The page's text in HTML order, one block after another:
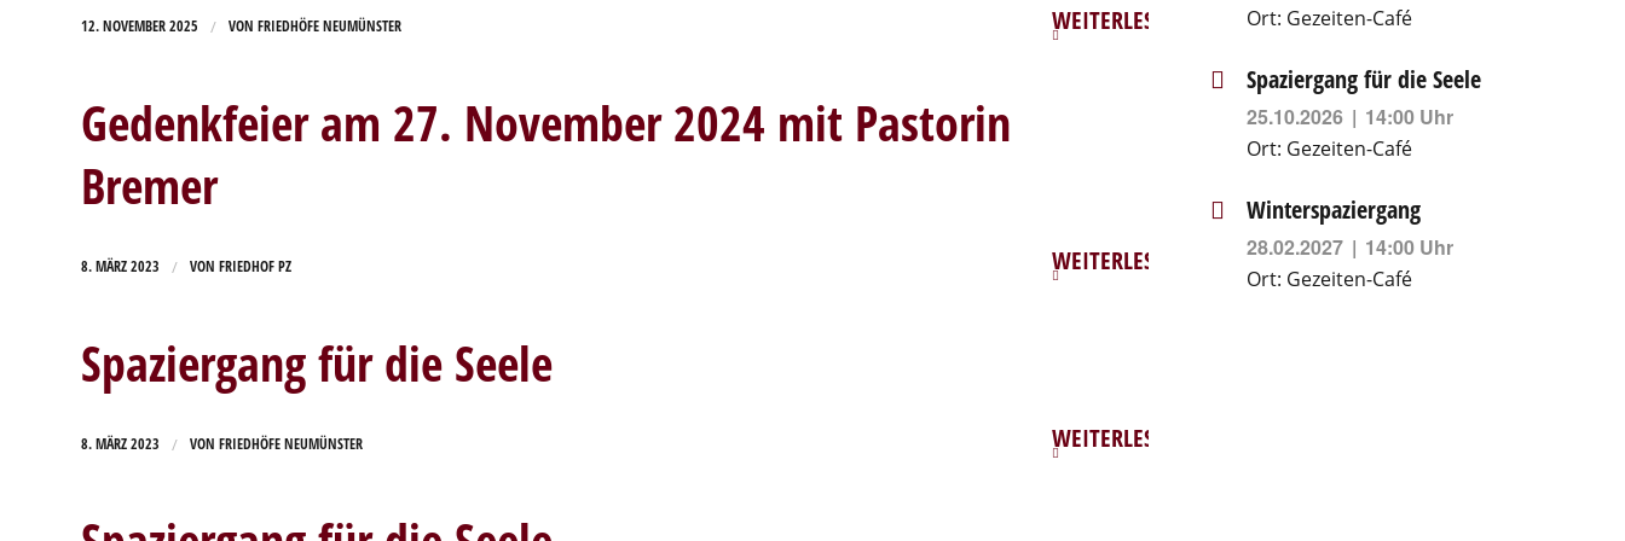
12. NOVEMBER 2025 / VON FRIEDHÖFE NEUMÜNSTER WEITERLESEN
Gedenkfeier am 27. November 2024 mit Pastorin
Bremer
8. MÄRZ 2023 / VON FRIEDHOF PZ WEITERLESEN
Spaziergang für die Seele
8. MÄRZ 2023 / VON FRIEDHÖFE NEUMÜNSTER WEITERLESEN
Ort: Gezeiten-Café
Spaziergang für die Seele
25.10.2026 14:00 Uhr
Ort: Gezeiten-Café
Winterspaziergang
28.02.2027 14:00 Uhr
Ort: Gezeiten-Café